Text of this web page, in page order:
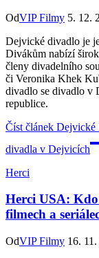
OdVIP Filmy 5. 12.
Dejvické divadlo je
Divákům nabízí
členy divadelního
či Veronika Khek
divadlo se divadlo v
republice.
Číst článek Dejvické
divadla v Dejvicích
Herci
Herci USA:
filmech a
OdVIP Filmy 16.